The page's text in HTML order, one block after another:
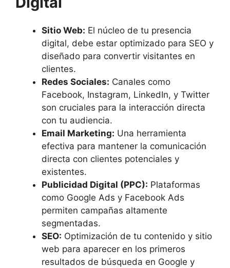
Sitio Web: El núcleo de tu presencia
digital, debe estar optimizado para SEO y
diseñado para convertir visitantes en
clientes.
Redes Sociales: Canales como
Facebook, Instagram, LinkedIn, y Twitter
son cruciales para la interacción directa
con tu audiencia.
Email Marketing: Una herramienta
efectiva para mantener la comunicación
directa con clientes potenciales y
existentes.
Publicidad Digital (PPC): Plataformas
como Google Ads y Facebook Ads
permiten campañas altamente
segmentadas.
SEO: Optimización de tu contenido y sitio
web para aparecer en los primeros
resultados de búsqueda en Google y